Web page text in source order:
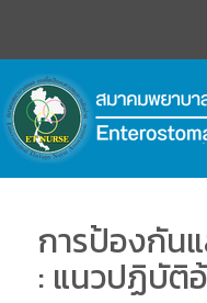
.
การป้องกัน
: แนวปฏิบัติ